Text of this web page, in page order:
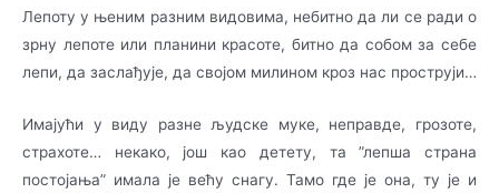
Лепоту у њеним ра­зним видовима, небитно да ли се ради о
зрну лепоте или планини красоте, битно да собом за себе
лепи, да заслађује, да својом милином кроз нас проструји…
Имајући у виду разне људске муке, неправде, грозоте,
страхоте… некако, још као детету, та ”лепша страна
постојања” имала је већу снагу. Тамо где је она, ту је и